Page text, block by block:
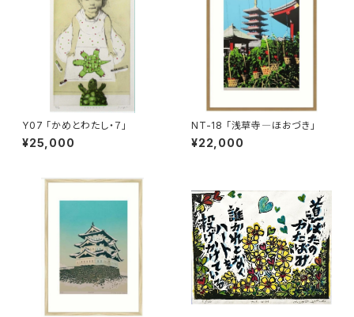
Y07 「かめとわたし・７」
¥25,000
NT-18 「浅草寺―ほおづき」
¥22,000